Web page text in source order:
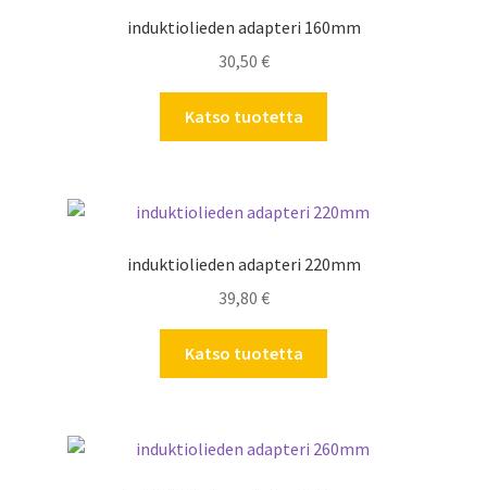
induktiolieden adapteri 160mm
30,50 €
Katso tuotetta
induktiolieden adapteri 220mm
39,80 €
Katso tuotetta